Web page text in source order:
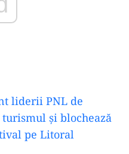
liderii PNL de
turismul și blochează
pe Litoral